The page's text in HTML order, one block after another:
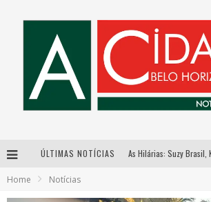
ÚLTIMAS NOTÍCIAS
Home Notícias